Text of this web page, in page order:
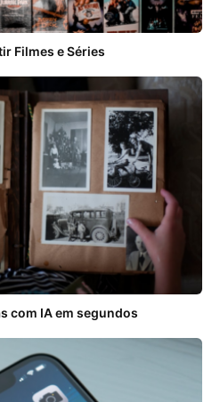
Filmes e Séries
com IA em segundos